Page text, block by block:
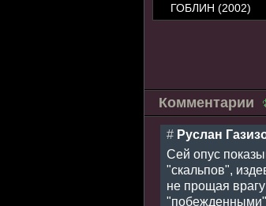
ГОБЛИН (2002)
Комментарии
# Руслан
Сей опус
"скальпов",
не прощая